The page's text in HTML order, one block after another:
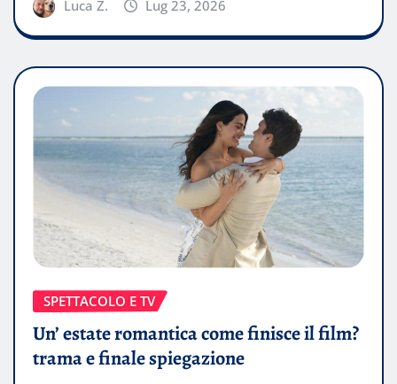
Luca Z. Lug 23, 2026
SPETTACOLO E TV
Un’ estate romantica come finisce il film?
trama e finale spiegazione